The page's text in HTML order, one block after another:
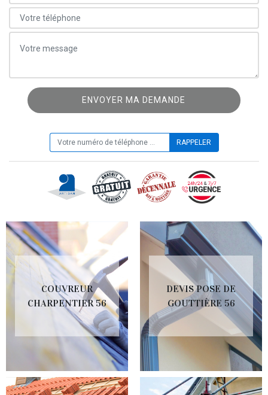
COUVREUR
CHARPENTIER 56
DEVIS POSE DE
GOUTTIÈRE 56